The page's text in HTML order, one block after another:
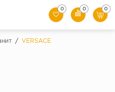
0 0 0
/ VERSACE